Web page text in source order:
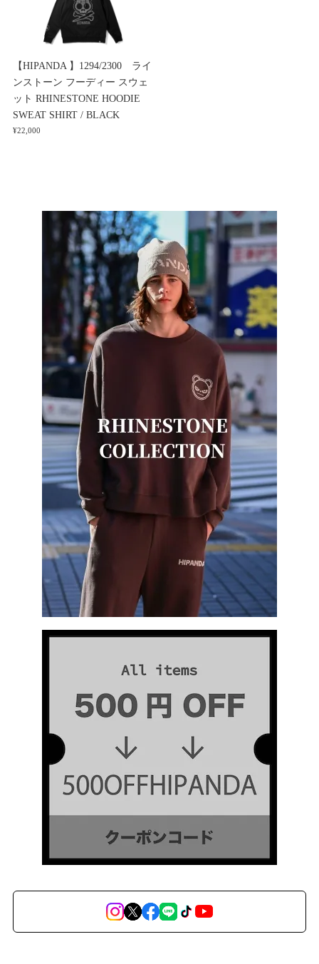
【HIPANDA 】1294/2300 ライ
ンストーン フーディー スウェ
ット RHINESTONE HOODIE
SWEAT SHIRT / BLACK
¥22,000